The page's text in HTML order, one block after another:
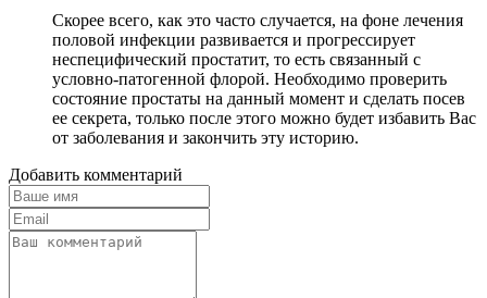
Скорее всего, как это часто случается, на фоне лечения
половой инфекции развивается и прогрессирует
неспецифический простатит, то есть связанный с
условно-патогенной флорой. Необходимо проверить
состояние простаты на данный момент и сделать посев
ее секрета, только после этого можно будет избавить Вас
от заболевания и закончить эту историю.
Добавить комментарий